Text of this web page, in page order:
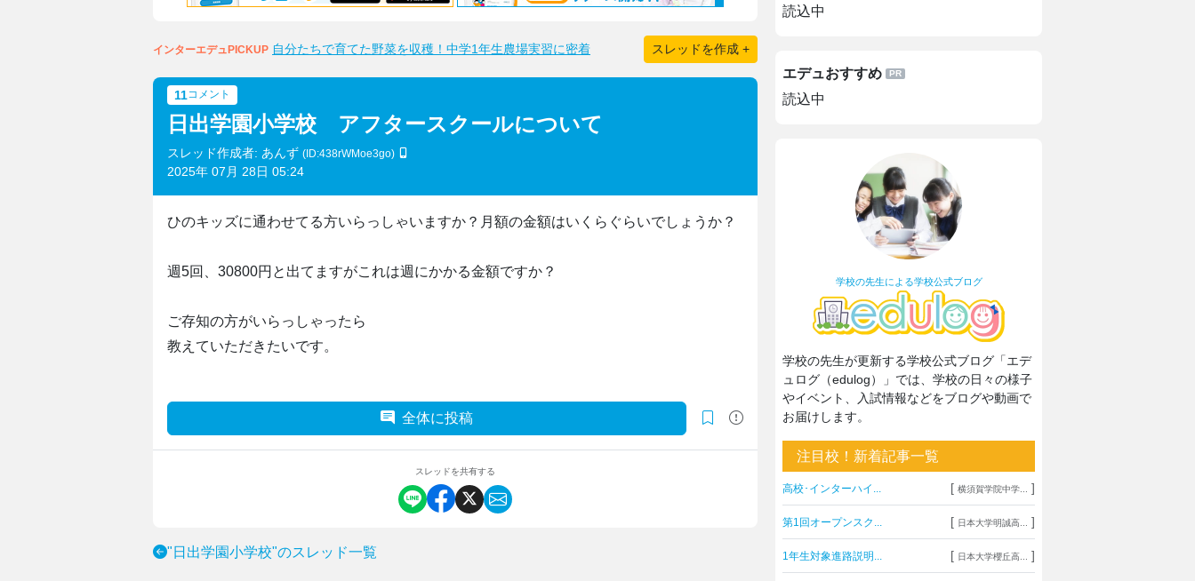
インターエデュPICKUP 自分たちで育てた野菜を収穫！中学1年生農場実習に密着 スレッドを作成 +
11コメント
日出学園小学校 アフタースクールについて
スレッド作成者: あんず (ID:438rWMoe3go)
2025年 07月 28日 05:24
ひのキッズに通わせてる方いらっしゃいますか？月額の金額はいくらぐらいでしょうか？
週5回、30800円と出てますがこれは週にかかる金額ですか？
ご存知の方がいらっしゃったら
教えていただきたいです。
全体に投稿
スレッドを共有する
"日出学園小学校"のスレッド一覧
読込中
エデュおすすめ
読込中
学校の先生による学校公式ブログ
学校の先生が更新する学校公式ブログ「エデ
ュログ（edulog）」では、学校の日々の様子
やイベント、入試情報などをブログや動画で
お届けします。
注目校！新着記事一覧
高校･インターハイ... [ 横須賀学院中学... ]
第1回オープンスク... [ 日本大学明誠高... ]
1年生対象進路説明... [ 日本大学櫻丘高... ]